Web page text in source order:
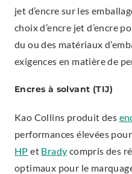
jet d’encre sur les
choix d’encre jet d’encre
du ou des matériaux
exigences en matière de
Encres à solvant (TIJ)
Kao Collins produit des
performances élevées
HP et Brady compris des
optimaux pour le